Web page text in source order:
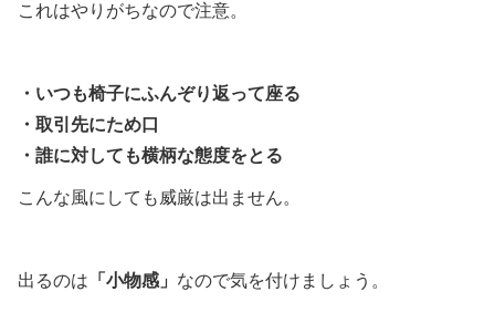
これはやりがちなので注意。
・いつも椅子にふんぞり返って座る
・取引先にため口
・誰に対しても横柄な態度をとる
こんな風にしても威厳は出ません。
出るのは 「小物感」 なので気を付けましょう。